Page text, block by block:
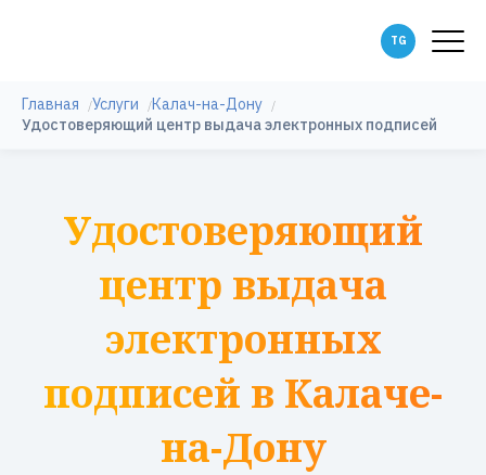
Главная Услуги
Калач-на-Дону
Удостоверяющий центр выдача электронных подписей
Удостоверяющий
центр выдача
электронных
подписей в Калаче-
на-Дону